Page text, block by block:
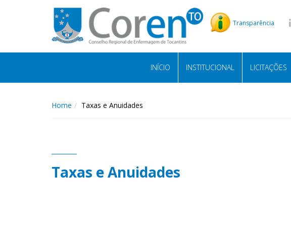
Transparência
INÍCIO INSTITUCIONAL LICITAÇÕES
Home Taxas e Anuidades
Taxas e Anuidades